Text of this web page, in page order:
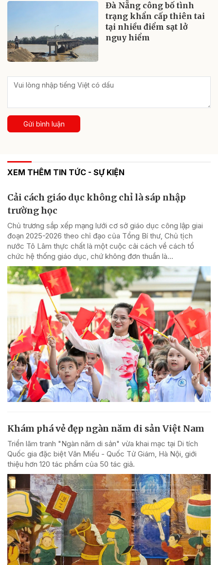
Đà Nẵng công bố tình
trạng khẩn cấp thiên tai
tại nhiều điểm sạt lở
nguy hiểm
Gửi bình luận
XEM THÊM TIN TỨC - SỰ KIỆN
Cải cách giáo dục không chỉ là sáp nhập
trường học
Chủ trương sắp xếp mạng lưới cơ sở giáo dục công lập giai
đoạn 2025-2026 theo chỉ đạo của Tổng Bí thư, Chủ tịch
nước Tô Lâm thực chất là một cuộc cải cách về cách tổ
chức hệ thống giáo dục, chứ không đơn thuần là...
Khám phá vẻ đẹp ngàn năm di sản Việt Nam
Triển lãm tranh "Ngàn năm di sản" vừa khai mạc tại Di tích
Quốc gia đặc biệt Văn Miếu - Quốc Tử Giám, Hà Nội, giới
thiệu hơn 120 tác phẩm của 50 tác giả.